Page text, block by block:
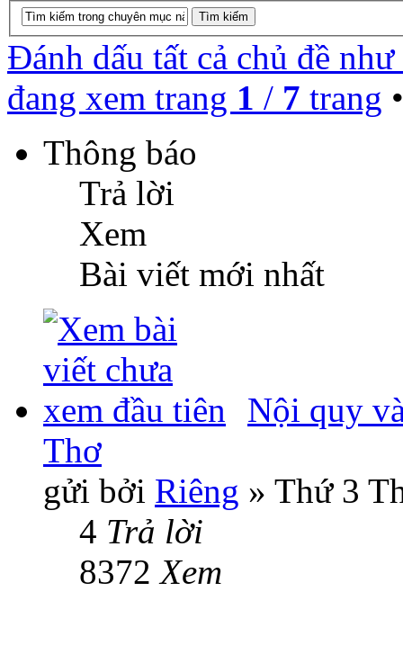
Đánh dấu tất cả chủ đề
đang xem trang 1 / 7 trang
Thông báo
Trả lời
Xem
Bài viết mới nhất
Nội quy
Thơ
gửi bởi Riêng » Thứ 3
4 Trả lời
8372Xem